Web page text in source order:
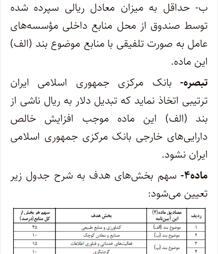
ب- حداقل به میزان معادل ریالی سپرده شده
توسط صندوق از محل منابع داخلی مؤسسه‌های
عامل به صورت تلفیقی با منابع موضوع بند (الف)
این ماده.
تبصره- بانک مرکزی جمهوری اسلامی ایران
ترتیبی اتخاذ نماید که تبدیل دلار به ریال ناشی از
بند (الف) این ماده موجب افزایش خالص
دارایی‌های خارجی بانک مرکزی جمهوری اسلامی
ایران نشود.
ماده۴- سهم بخش‌های هدف به شرح جدول زیر
تعیین می‌شود: